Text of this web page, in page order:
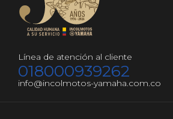
Línea de atención al cliente
018000939262
info@incolmotos-yamaha.com.co